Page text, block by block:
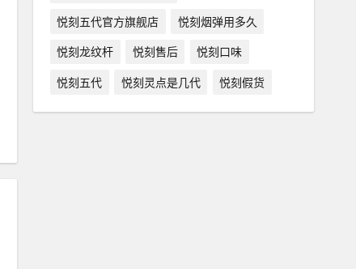
悦刻五代官方旗舰店
悦刻烟弹用多久
悦刻龙纹杆
悦刻售后
悦刻口味
悦刻五代
悦刻灵点是几代 悦刻假货